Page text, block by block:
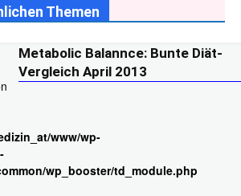
Themen
www/wp-
wp_booster/td_module.php
Metabolic Balannce: Bunte Diät-
Vergleich April 2013